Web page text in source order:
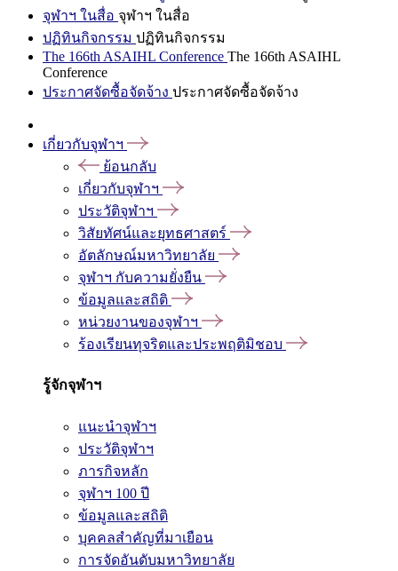
จุฬาฯ ในสื่อ จุฬาฯ ในสื่อ
ปฏิทินกิจกรรม ปฏิทินกิจกรรม
The 166th ASAIHL Conference The 166th ASAIHL
Conference
ประกาศจัดซื้อจัดจ้าง ประกาศจัดซื้อจัดจ้าง
เกี่ยวกับจุฬาฯ
ย้อนกลับ
เกี่ยวกับจุฬาฯ
ประวัติจุฬาฯ
วิสัยทัศน์และยุทธศาสตร์
อัตลักษณ์มหาวิทยาลัย
จุฬาฯ กับความยั่งยืน
ข้อมูลและสถิติ
หน่วยงานของจุฬาฯ
ร้องเรียนทุจริตและประพฤติมิชอบ
รู้จักจุฬาฯ
แนะนำจุฬาฯ
ประวัติจุฬาฯ
ภารกิจหลัก
จุฬาฯ 100 ปี
ข้อมูลและสถิติ
บุคคลสำคัญที่มาเยือน
การจัดอันดับมหาวิทยาลัย